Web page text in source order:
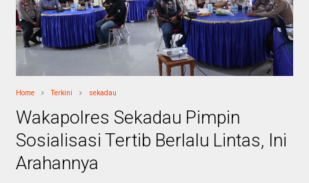
Home Terkini sekadau
Wakapolres Sekadau Pimpin
Sosialisasi Tertib Berlalu Lintas, Ini
Arahannya